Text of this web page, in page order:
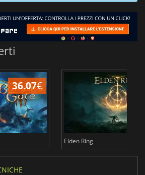
36.07€
Elden Ring